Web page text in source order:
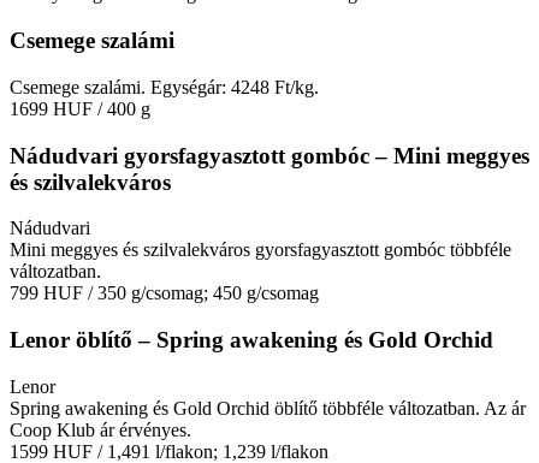
Csemege szalámi
Csemege szalámi. Egységár: 4248 Ft/kg.
1699 HUF / 400 g
Nádudvari gyorsfagyasztott gombóc – Mini meggyes
és szilvalekváros
Nádudvari
Mini meggyes és szilvalekváros gyorsfagyasztott gombóc többféle
változatban.
799 HUF / 350 g/csomag; 450 g/csomag
Lenor öblítő – Spring awakening és Gold Orchid
Lenor
Spring awakening és Gold Orchid öblítő többféle változatban. Az ár
Coop Klub ár érvényes.
1599 HUF / 1,491 l/flakon; 1,239 l/flakon